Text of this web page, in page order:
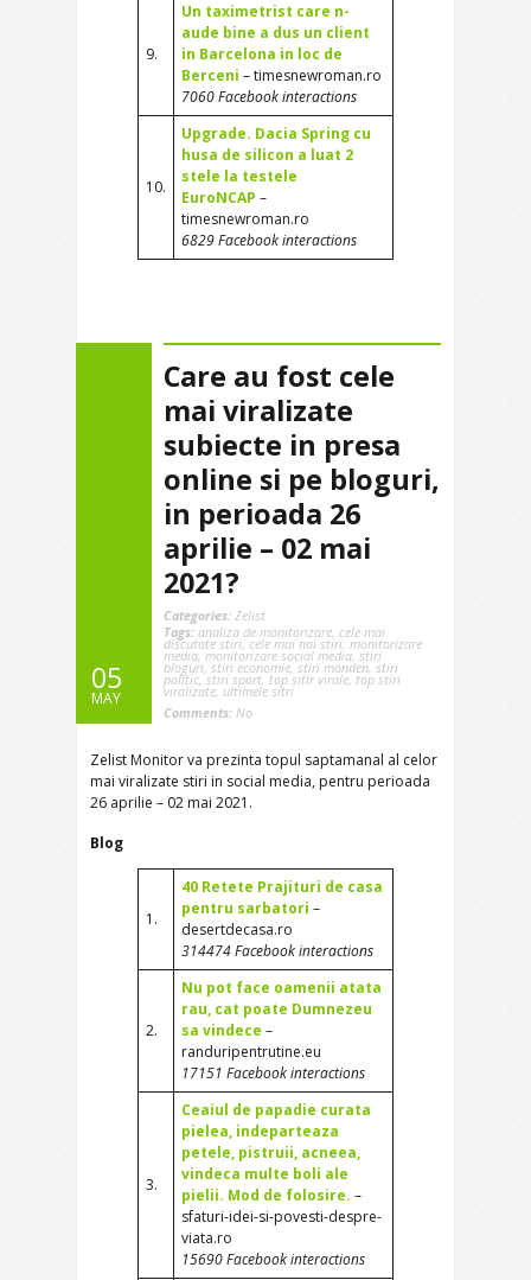
9.
Un taximetrist care n-
aude bine a dus un client
in Barcelona in loc de
Berceni – timesnewroman.ro
7060 Facebook interactions
10.
Upgrade. Dacia Spring cu
husa de silicon a luat 2
stele la testele
EuroNCAP –
timesnewroman.ro
6829 Facebook interactions
05
MAY
Care au fost cele
mai viralizate
subiecte in presa
online si pe bloguri,
in perioada 26
aprilie – 02 mai
2021?
Categories: Zelist
Tags: analiza de monitorizare, cele mai
discutate stiri, cele mai noi stiri, monitorizare
media, monitorizare social media, stiri
bloguri, stiri economie, stiri monden, stiri
politic,stiri sport, top sitir virale, top stiri
viralizate, ultimele sitri
Comments: No
Zelist Monitor va prezinta topul saptamanal al celor
mai viralizate stiri in social media, pentru perioada
26 aprilie – 02 mai 2021.
Blog
1.
40 Retete Prajituri de casa
pentru sarbatori –
desertdecasa.ro
314474 Facebook interactions
2.
Nu pot face oamenii atata
rau, cat poate Dumnezeu
sa vindece –
randuripentrutine.eu
17151 Facebook interactions
3.
Ceaiul de papadie curata
pielea, indeparteaza
petele, pistruii, acneea,
vindeca multe boli ale
pielii. Mod de folosire. –
sfaturi-idei-si-povesti-despre-
viata.ro
15690 Facebook interactions